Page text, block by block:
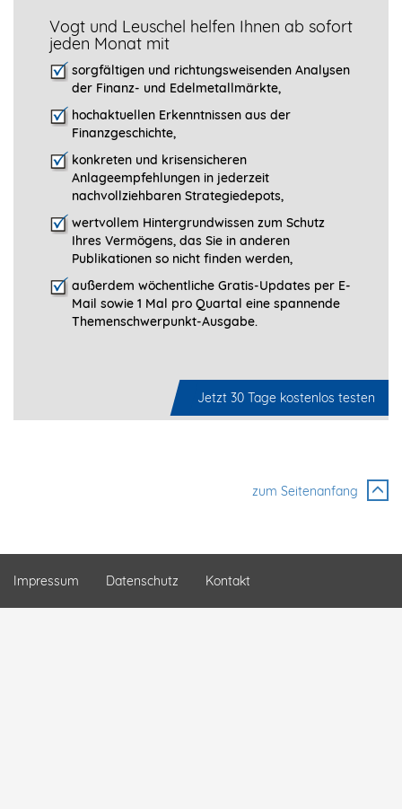
Vogt und Leuschel helfen Ihnen ab sofort
jeden Monat mit
sorgfältigen und richtungsweisenden Analysen
der Finanz- und Edelmetallmärkte,
hochaktuellen Erkenntnissen aus der
Finanzgeschichte,
konkreten und krisensicheren
Anlageempfehlungen in jederzeit
nachvollziehbaren Strategiedepots,
wertvollem Hintergrundwissen zum Schutz
Ihres Vermögens, das Sie in anderen
Publikationen so nicht finden werden,
außerdem wöchentliche Gratis-Updates per E-
Mail sowie 1 Mal pro Quartal eine spannende
Themenschwerpunkt-­Ausgabe.
Jetzt 30 Tage kostenlos testen
zum Seitenanfang
Impressum Datenschutz Kontakt